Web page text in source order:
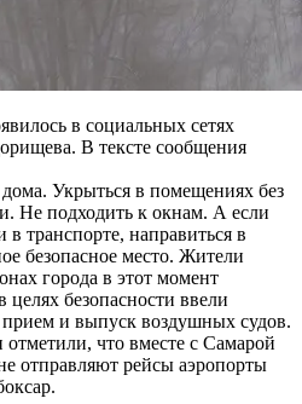
в социальных сетях
В тексте сообщения
Укрыться в помещениях без
Не подходить к окнам. А если
транспорте, направиться в
безопасное место. Жители
города в этот момент
безопасности ввели
и выпуск воздушных судов.
что вместе с Самарой
отправляют рейсы аэропорты